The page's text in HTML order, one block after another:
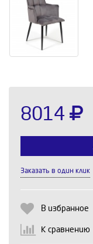
8014
Заказать в один клик
В избранное
К сравнению